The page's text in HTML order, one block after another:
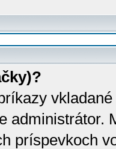
administrátor.
príspevkoch